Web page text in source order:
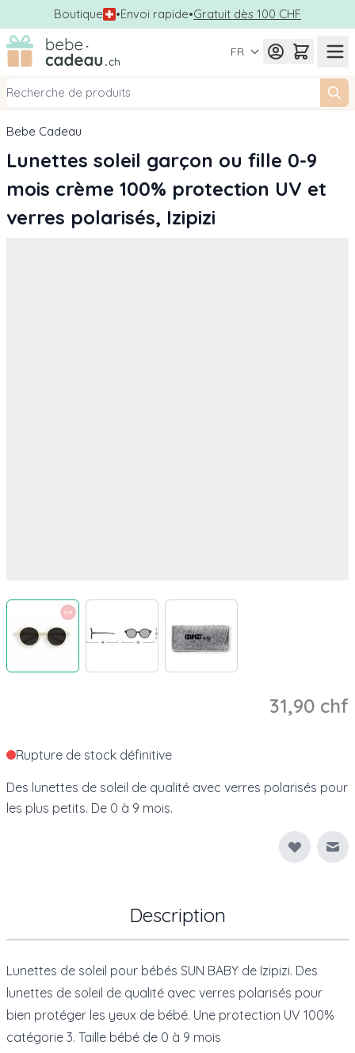
Boutique •Envoi rapide•Gratuit dès 100 CHF
Allez au contenu
FR
Bebe Cadeau
Lunettes soleil garçon ou fille 0-9
mois crème 100% protection UV et
verres polarisés, Izipizi
View larger image
31,90 chf
Rupture de stock définitive
Des lunettes de soleil de qualité avec verres polarisés pour
les plus petits. De 0 à 9 mois.
Description
Lunettes de soleil pour bébés SUN BABY de Izipizi. Des
lunettes de soleil de qualité avec verres polarisés pour
bien protéger les yeux de bébé. Une protection UV 100%
catégorie 3. Taille bébé de 0 à 9 mois